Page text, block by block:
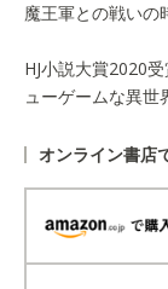
魔王軍との戦い
HJ小説大賞2020
ューゲームな異世
オンライン書店